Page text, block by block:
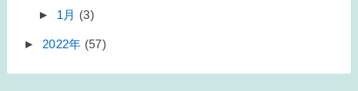
► 1月 (3)
► 2022年 (57)